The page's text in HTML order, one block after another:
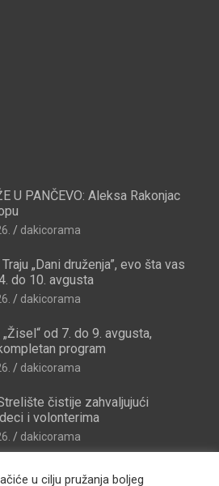
U PANČEVO: Aleksa Rakonjac
dakicorama
Traju „Dani druženja”, evo šta vas
do 10. avgusta
dakicorama
od 7. do 9. avgusta,
program
dakicorama
čistije zahvaljujući
i volonterima
dakicorama
u cilju pružanja boljeg